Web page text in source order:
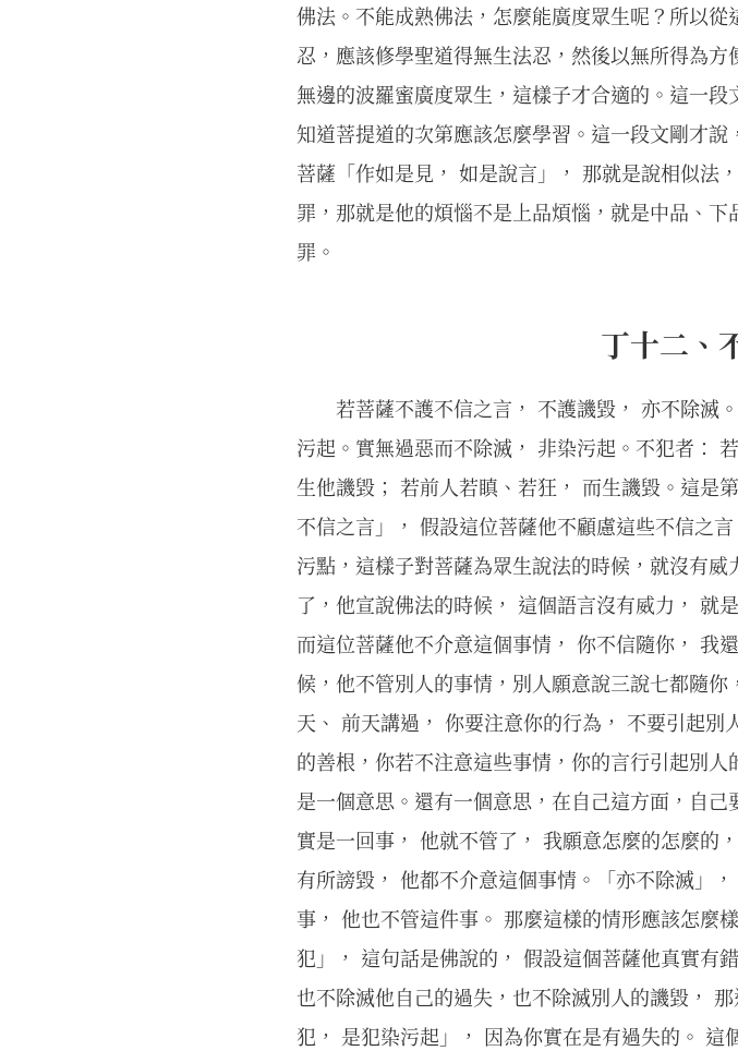
佛法。不能成熟佛法，怎麼能廣度眾生呢？所以
忍，應該修學聖道得無生法忍，然後以無所得為
無邊的波羅蜜廣度眾生，這樣子才合適的。這一
知道菩提道的次第應該怎麼學習。這一段文剛才
菩薩「作如是見， 如是說言」， 那就是說相似法
罪，那就是他的煩惱不是上品煩惱，就是中品、
罪。
丁十二、
若菩薩不護不信之言， 不護譏毀， 亦不除滅
污起。實無過惡而不除滅， 非染污起。不犯者：
生他譏毀； 若前人若瞋、若狂， 而生譏毀。這是
不信之言」， 假設這位菩薩他不顧慮這些不信之
污點，這樣子對菩薩為眾生說法的時候，就沒有
了，他宣說佛法的時候， 這個語言沒有威力， 就
而這位菩薩他不介意這個事情， 你不信隨你， 我
候，他不管別人的事情，別人願意說三說七都隨
天、 前天講過， 你要注意你的行為， 不要引起
的善根，你若不注意這些事情，你的言行引起別
是一個意思。還有一個意思，在自己這方面，自
實是一回事， 他就不管了， 我願意怎麼的怎麼的
有所謗毀， 他都不介意這個事情。「亦不除滅」
事， 他也不管這件事。 那麼這樣的情形應該怎麼
犯」， 這句話是佛說的， 假設這個菩薩他真實有
也不除滅他自己的過失，也不除滅別人的譏毀，
犯， 是犯染污起」， 因為你實在是有過失的。